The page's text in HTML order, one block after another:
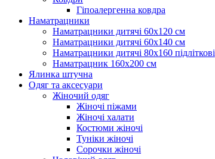
Гіпоалергенна ковдра
Наматрацники
Наматрацники дитячі 60х120 см
Наматрацники дитячі 60х140 см
Наматрацники дитячі 80х160 підліткові
Наматрацник 160х200 см
Ялинка штучна
Одяг та аксесуари
Жіночий одяг
Жіночі піжами
Жіночі халати
Костюми жіночі
Туніки жіночі
Сорочки жіночі